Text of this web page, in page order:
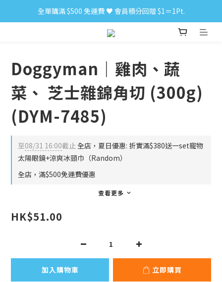
小食購滿 $300 順豐免運費 ‼
全單購滿 $500 免運費 ♥︎ 會員積分回贈 $1＝1Pt.
小食購滿 $300 順豐免運費 ‼
Doggyman｜雞肉、蔬
菜、 芝士雜錦角切 (300g)
(DYM-7485)
至08/31 16:00截止全店，夏日優惠: 折實滿$380送一set寵物
太陽眼鏡+涼爽冰頸巾（Random）
全店，滿$500免運費優惠
查看更多
HK$51.00
加入購物車 立即購買